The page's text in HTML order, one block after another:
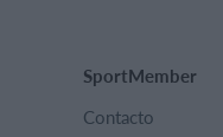
SportMember
Contacto